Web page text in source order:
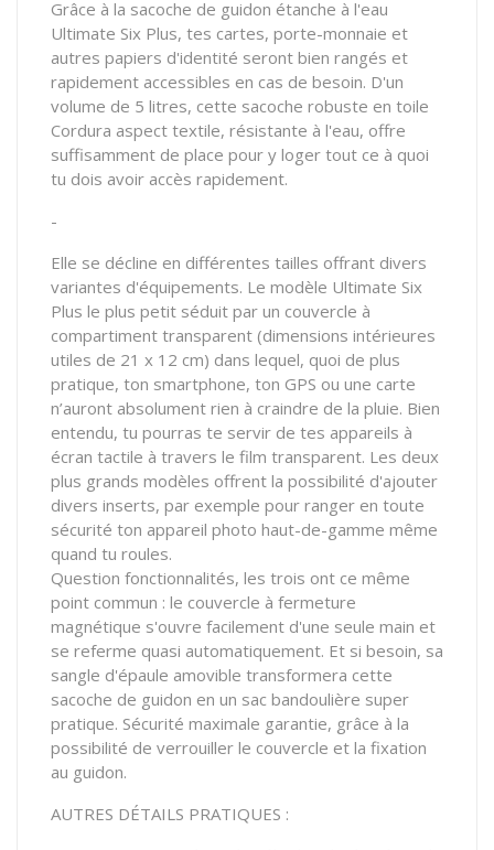
Grâce à la sacoche de guidon étanche à l'eau
Ultimate Six Plus, tes cartes, porte-monnaie et
autres papiers d'identité seront bien rangés et
rapidement accessibles en cas de besoin. D'un
volume de 5 litres, cette sacoche robuste en toile
Cordura aspect textile, résistante à l'eau, offre
suffisamment de place pour y loger tout ce à quoi
tu dois avoir accès rapidement.
-
Elle se décline en différentes tailles offrant divers
variantes d'équipements. Le modèle Ultimate Six
Plus le plus petit séduit par un couvercle à
compartiment transparent (dimensions intérieures
utiles de 21 x 12 cm) dans lequel, quoi de plus
pratique, ton smartphone, ton GPS ou une carte
n’auront absolument rien à craindre de la pluie. Bien
entendu, tu pourras te servir de tes appareils à
écran tactile à travers le film transparent. Les deux
plus grands modèles offrent la possibilité d'ajouter
divers inserts, par exemple pour ranger en toute
sécurité ton appareil photo haut-de-gamme même
quand tu roules.
Question fonctionnalités, les trois ont ce même
point commun : le couvercle à fermeture
magnétique s'ouvre facilement d'une seule main et
se referme quasi automatiquement. Et si besoin, sa
sangle d'épaule amovible transformera cette
sacoche de guidon en un sac bandoulière super
pratique. Sécurité maximale garantie, grâce à la
possibilité de verrouiller le couvercle et la fixation
au guidon.
AUTRES DÉTAILS PRATIQUES :